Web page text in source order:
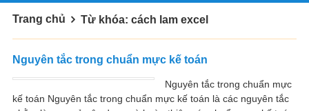
Trang chủ Từ khóa: cách lam excel
Nguyên tắc trong chuẩn mực kế toán
Nguyên tắc trong chuẩn mực
kế toán Nguyên tắc trong chuẩn mực kế toán là các nguyên tắc